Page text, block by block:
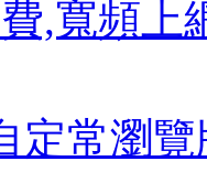
,寬頻上
定常瀏